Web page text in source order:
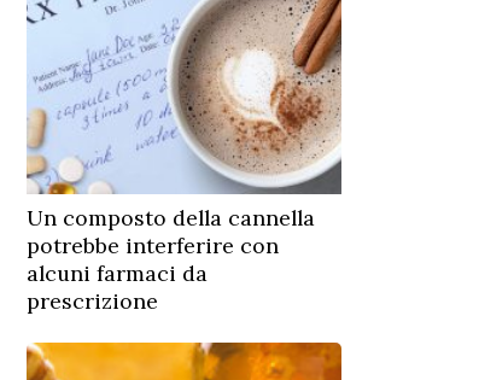
Un composto della cannella
potrebbe interferire con
alcuni farmaci da
prescrizione